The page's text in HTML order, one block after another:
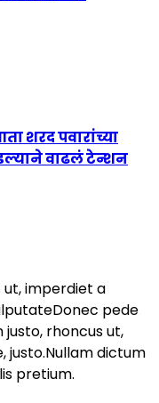
शरद पवारांच्या
वाढलं टेन्शन
ut, imperdiet a
pede
rhoncus ut,
justo.Nullam dictum
pretium.